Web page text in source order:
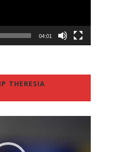
04:01
THERESIA